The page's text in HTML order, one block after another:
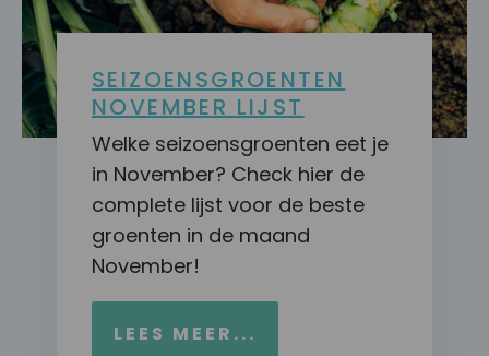
SEIZOENSGROENTEN
NOVEMBER LIJST
Welke seizoensgroenten eet je
in November? Check hier de
complete lijst voor de beste
groenten in de maand
November!
LEES MEER...